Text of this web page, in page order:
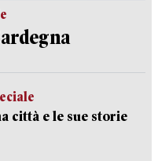
città e le sue storie